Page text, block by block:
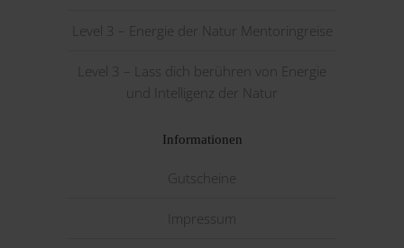
Level 3 – Energie der Natur Mentoringreise
Level 3 – Lass dich berühren von Energie
und Intelligenz der Natur
Informationen
Gutscheine
Impressum